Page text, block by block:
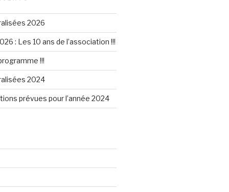
2026
: Les 10 ans de l’association !!!
!!!
2024
prévues pour l’année 2024